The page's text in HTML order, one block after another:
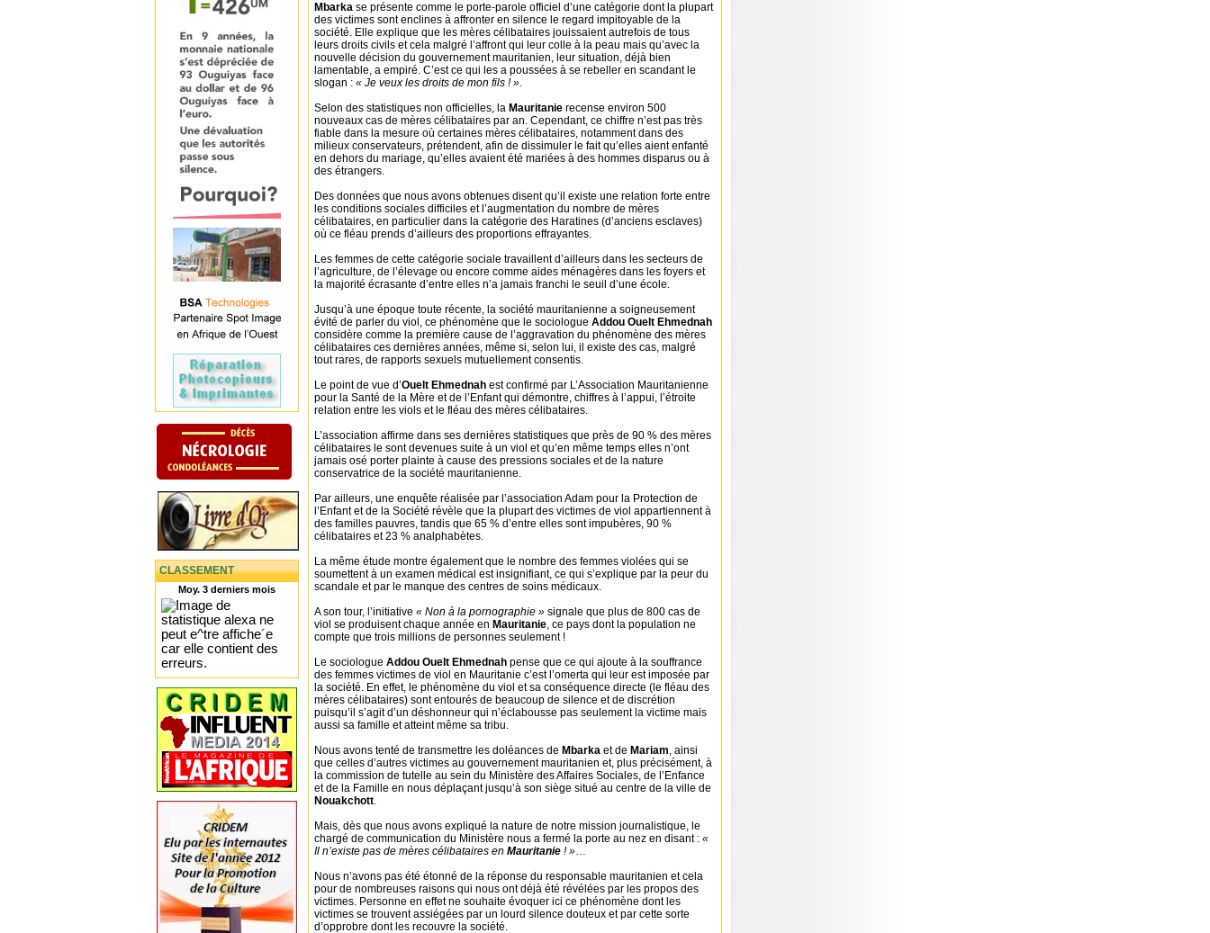
CLASSEMENT
Moy. 3 derniers mois
Mbarka se présente comme le porte-parole officiel d’une catégorie dont la plupart
des victimes sont enclines à affronter en silence le regard impitoyable de la
société. Elle explique que les mères célibataires jouissaient autrefois de tous
leurs droits civils et cela malgré l’affront qui leur colle à la peau mais qu’avec la
nouvelle décision du gouvernement mauritanien, leur situation, déjà bien
lamentable, a empiré. C’est ce qui les a poussées à se rebeller en scandant le
slogan : « Je veux les droits de mon fils ! ».
Selon des statistiques non officielles, la Mauritanie recense environ 500
nouveaux cas de mères célibataires par an. Cependant, ce chiffre n’est pas très
fiable dans la mesure où certaines mères célibataires, notamment dans des
milieux conservateurs, prétendent, afin de dissimuler le fait qu’elles aient enfanté
en dehors du mariage, qu’elles avaient été mariées à des hommes disparus ou à
des étrangers.
Des données que nous avons obtenues disent qu’il existe une relation forte entre
les conditions sociales difficiles et l’augmentation du nombre de mères
célibataires, en particulier dans la catégorie des Haratines (d’anciens esclaves)
où ce fléau prends d’ailleurs des proportions effrayantes.
Les femmes de cette catégorie sociale travaillent d’ailleurs dans les secteurs de
l’agriculture, de l’élevage ou encore comme aides ménagères dans les foyers et
la majorité écrasante d’entre elles n’a jamais franchi le seuil d’une école.
Jusqu’à une époque toute récente, la société mauritanienne a soigneusement
évité de parler du viol, ce phénomène que le sociologue Addou Ouelt Ehmednah
considère comme la première cause de l’aggravation du phénomène des mères
célibataires ces dernières années, même si, selon lui, il existe des cas, malgré
tout rares, de rapports sexuels mutuellement consentis.
Le point de vue d’Ouelt Ehmednah est confirmé par L’Association Mauritanienne
pour la Santé de la Mère et de l’Enfant qui démontre, chiffres à l’appui, l’étroite
relation entre les viols et le fléau des mères célibataires.
L’association affirme dans ses dernières statistiques que près de 90 % des mères
célibataires le sont devenues suite à un viol et qu’en même temps elles n’ont
jamais osé porter plainte à cause des pressions sociales et de la nature
conservatrice de la société mauritanienne.
Par ailleurs, une enquête réalisée par l’association Adam pour la Protection de
l’Enfant et de la Société révèle que la plupart des victimes de viol appartiennent à
des familles pauvres, tandis que 65 % d’entre elles sont impubères, 90 %
célibataires et 23 % analphabètes.
La même étude montre également que le nombre des femmes violées qui se
soumettent à un examen médical est insignifiant, ce qui s’explique par la peur du
scandale et par le manque des centres de soins médicaux.
A son tour, l’initiative « Non à la pornographie » signale que plus de 800 cas de
viol se produisent chaque année en Mauritanie, ce pays dont la population ne
compte que trois millions de personnes seulement !
Le sociologue Addou Ouelt Ehmednah pense que ce qui ajoute à la souffrance
des femmes victimes de viol en Mauritanie c’est l’omerta qui leur est imposée par
la société. En effet, le phénomène du viol et sa conséquence directe (le fléau des
mères célibataires) sont entourés de beaucoup de silence et de discrétion
puisqu’il s’agit d’un déshonneur qui n’éclabousse pas seulement la victime mais
aussi sa famille et atteint même sa tribu.
Nous avons tenté de transmettre les doléances de Mbarka et de Mariam, ainsi
que celles d’autres victimes au gouvernement mauritanien et, plus précisément, à
la commission de tutelle au sein du Ministère des Affaires Sociales, de l’Enfance
et de la Famille en nous déplaçant jusqu’à son siège situé au centre de la ville de
Nouakchott.
Mais, dès que nous avons expliqué la nature de notre mission journalistique, le
chargé de communication du Ministère nous a fermé la porte au nez en disant : «
Il n’existe pas de mères célibataires en Mauritanie ! »…
Nous n’avons pas été étonné de la réponse du responsable mauritanien et cela
pour de nombreuses raisons qui nous ont déjà été révélées par les propos des
victimes. Personne en effet ne souhaite évoquer ici ce phénomène dont les
victimes se trouvent assiégées par un lourd silence douteux et par cette sorte
d’opprobre dont les recouvre la société.